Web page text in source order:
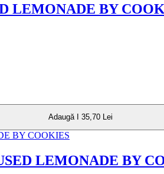
LEMONADE BY
Adaugă I 35,70 Lei
LEMONADE BY